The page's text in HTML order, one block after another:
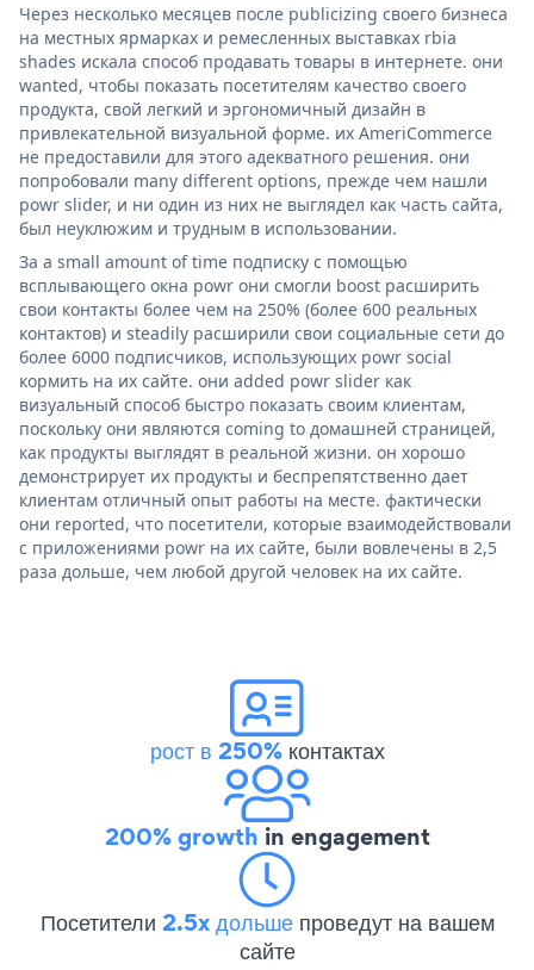
Через несколько месяцев после publicizing своего бизнеса
на местных ярмарках и ремесленных выставках rbia
shades искала способ продавать товары в интернете. они
wanted, чтобы показать посетителям качество своего
продукта, свой легкий и эргономичный дизайн в
привлекательной визуальной форме. их AmeriCommerce
не предоставили для этого адекватного решения. они
попробовали many different options, прежде чем нашли
powr slider, и ни один из них не выглядел как часть сайта,
был неуклюжим и трудным в использовании.
За a small amount of time подписку с помощью
всплывающего окна powr они смогли boost расширить
свои контакты более чем на 250% (более 600 реальных
контактов) и steadily расширили свои социальные сети до
более 6000 подписчиков, использующих powr social
кормить на их сайте. они added powr slider как
визуальный способ быстро показать своим клиентам,
поскольку они являются coming to домашней страницей,
как продукты выглядят в реальной жизни. он хорошо
демонстрирует их продукты и беспрепятственно дает
клиентам отличный опыт работы на месте. фактически
они reported, что посетители, которые взаимодействовали
с приложениями powr на их сайте, были вовлечены в 2,5
раза дольше, чем любой другой человек на их сайте.
рост в 250%контактах
200% growth in engagement
Посетители 2.5x дольше проведут на вашем
сайте